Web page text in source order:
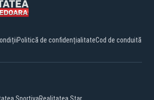
Politică de confidențialitateCod de conduită